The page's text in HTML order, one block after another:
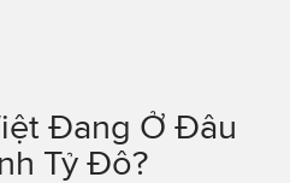
Đang Ở Đâu
Tỷ Đô?